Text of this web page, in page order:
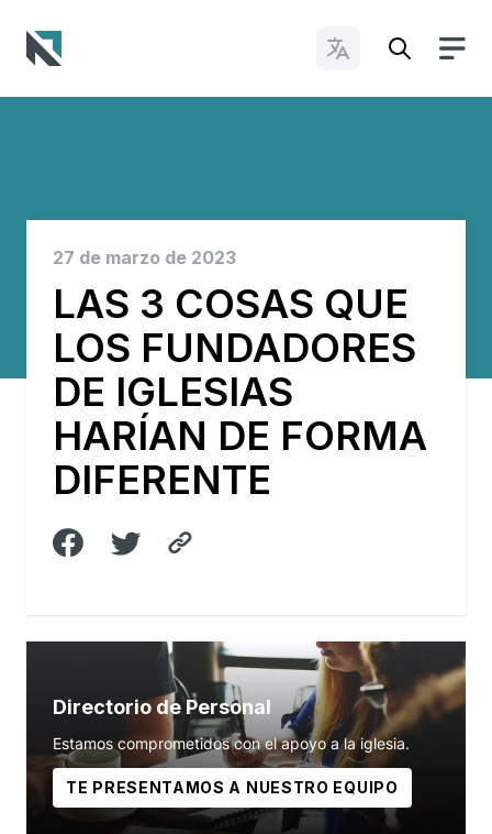
Cambiar idioma
27 de marzo de 2023
LAS 3 COSAS QUE
LOS FUNDADORES
DE IGLESIAS
HARÍAN DE FORMA
DIFERENTE
Directorio de Personal
Estamos comprometidos con el apoyo a la iglesia.
TE PRESENTAMOS A NUESTRO EQUIPO